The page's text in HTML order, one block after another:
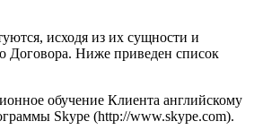
исходя из их сущности и
Договора. Ниже приведен список
обучение Клиента английскому
Skype (http://www.skype.com).